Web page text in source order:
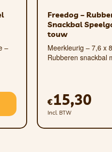
–
Freedog –
Snackbal
touw
Meerkleurig – 7,6 x
Rubberen snackbal
€15,30
Incl. BTW